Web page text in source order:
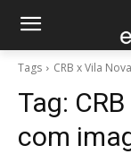
Tags CRB x Vila
Tag:
com